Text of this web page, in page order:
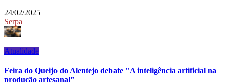
24/02/2025
Serpa
Atualidade
Feira do Queijo do Alentejo debate "A inteligência artificial na
produção artesanal”